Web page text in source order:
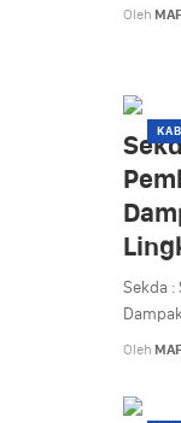
Oleh MAF
Sekda
Oleh MAF